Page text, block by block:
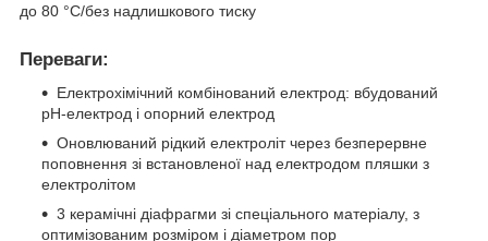
до 80 °C/без надлишкового тиску
Переваги:
Електрохімічний комбінований електрод: вбудований
pH-електрод і опорний електрод
Оновлюваний рідкий електроліт через безперервне
поповнення зі встановленої над електродом пляшки з
електролітом
3 керамічні діафрагми зі спеціального матеріалу, з
оптимізованим розміром і діаметром пор